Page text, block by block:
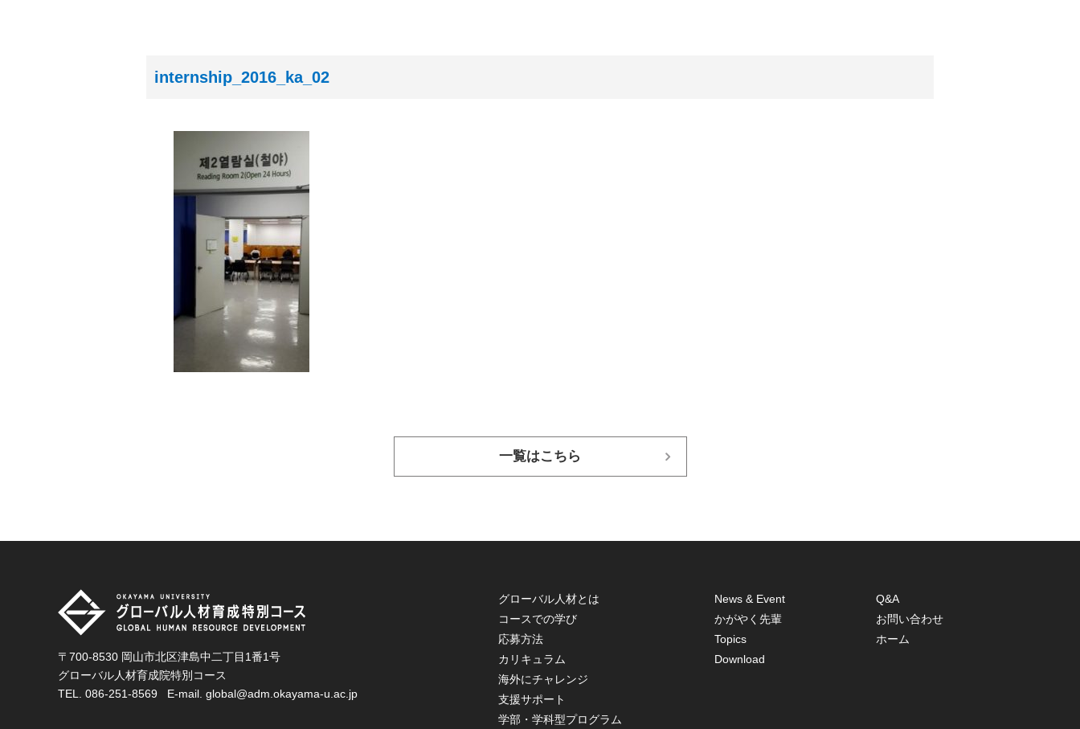
internship_2016_ka_02
一覧はこちら
〒700-8530 岡山市北区津島中二丁目1番1号
グローバル人材育成院特別コース
TEL. 086-251-8569 E-mail. global@adm.okayama-u.ac.jp
グローバル人材とは
コースでの学び
応募方法
カリキュラム
海外にチャレンジ
支援サポート
学部・学科型プログラム
News & Event
かがやく先輩
Topics
Download
Q&A
お問い合わせ
ホーム